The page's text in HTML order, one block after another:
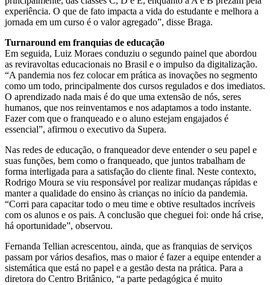
experiência. O que de fato impacta a vida do estudante e melhora a
jornada em um curso é o valor agregado”, disse Braga.
Turnaround em franquias de educação
Em seguida, Luiz Moraes conduziu o segundo painel que abordou
as reviravoltas educacionais no Brasil e o impulso da digitalização.
“A pandemia nos fez colocar em prática as inovações no segmento
como um todo, principalmente dos cursos regulados e dos imediatos.
O aprendizado nada mais é do que uma extensão de nós, seres
humanos, que nos reinventamos e nos adaptamos a todo instante.
Fazer com que o franqueado e o aluno estejam engajados é
essencial”, afirmou o executivo da Supera.
Nas redes de educação, o franqueador deve entender o seu papel e
suas funções, bem como o franqueado, que juntos trabalham de
forma interligada para a satisfação do cliente final. Neste contexto,
Rodrigo Moura se viu responsável por realizar mudanças rápidas e
manter a qualidade do ensino às crianças no início da pandemia.
“Corri para capacitar todo o meu time e obtive resultados incríveis
com os alunos e os pais. A conclusão que cheguei foi: onde há crise,
há oportunidade”, observou.
Fernanda Tellian acrescentou, ainda, que as franquias de serviços
passam por vários desafios, mas o maior é fazer a equipe entender a
sistemática que está no papel e a gestão desta na prática. Para a
diretora do Centro Britânico, “a parte pedagógica é muito